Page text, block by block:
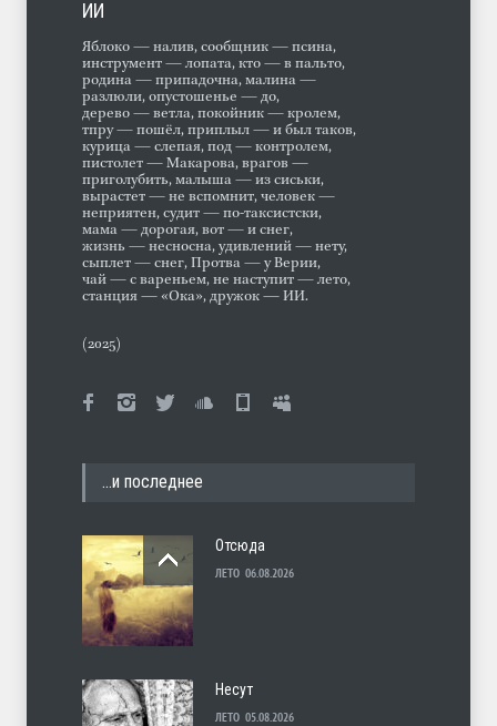
ИИ
Яблоко — налив, сообщник — псина,
инструмент — лопата, кто — в пальто,
родина — припадочна, малина —
разлюли, опустошенье — до,
дерево — ветла, покойник — кролем,
тпру — пошёл, приплыл — и был таков,
курица — слепая, под — контролем,
пистолет — Макарова, врагов —
приголубить, малыша — из сиськи,
вырастет — не вспомнит, человек —
неприятен, судит — по-таксистски,
мама — дорогая, вот — и снег,
жизнь — несносна, удивлений — нету,
сыплет — снег, Протва — у Верии,
чай — с вареньем, не наступит — лето,
станция — «Ока», дружок — ИИ.
(2025)
…и последнее
Отсюда
ЛЕТО 06.08.2026
Несут
ЛЕТО 05.08.2026